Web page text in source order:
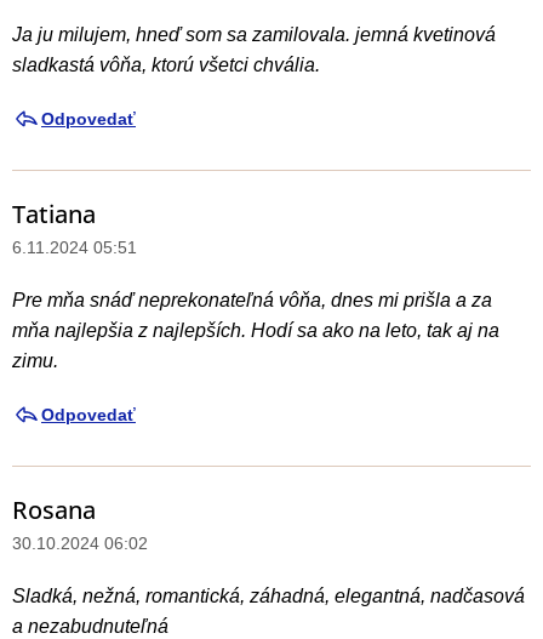
Ja ju milujem, hneď som sa zamilovala. jemná kvetinová
sladkastá vôňa, ktorú všetci chvália.
Odpovedať
Tatiana
6.11.2024 05:51
Pre mňa snáď neprekonateľná vôňa, dnes mi prišla a za
mňa najlepšia z najlepších. Hodí sa ako na leto, tak aj na
zimu.
Odpovedať
Rosana
30.10.2024 06:02
Sladká, nežná, romantická, záhadná, elegantná, nadčasová
a nezabudnuteľná